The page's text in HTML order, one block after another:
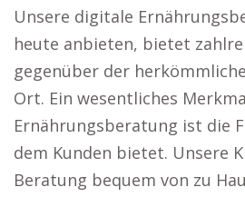
Unsere digitale
heute anbieten, bietet
gegenüber der
Ort. Ein wesentliches
Ernährungsberatung ist die
dem Kunden bietet. Unsere
Beratung bequem von zu